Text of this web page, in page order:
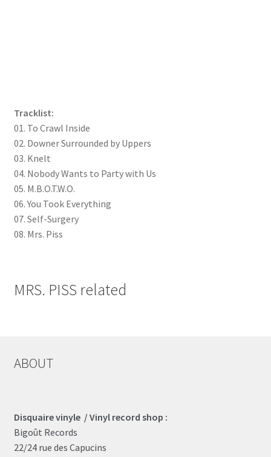
Tracklist:
01. To Crawl Inside
02. Downer Surrounded by Uppers
03. Knelt
04. Nobody Wants to Party with Us
05. M.B.O.T.W.O.
06. You Took Everything
07. Self-Surgery
08. Mrs. Piss
MRS. PISS related
ABOUT
Disquaire vinyle / Vinyl record shop :
Bigoût Records
22/24 rue des Capucins